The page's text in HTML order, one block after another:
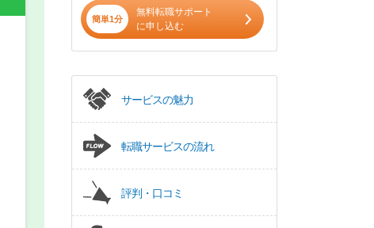
簡単1分
無料転職サポート
に申し込む
サービスの魅力
転職サービスの流れ
評判・口コミ